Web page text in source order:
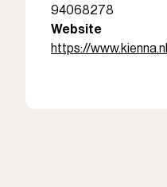
94068278
Website
https://www.kienna.nl